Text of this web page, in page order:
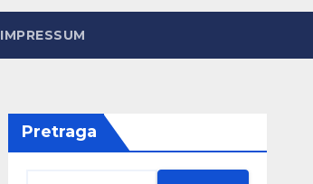
IMPRESSUM
Pretraga